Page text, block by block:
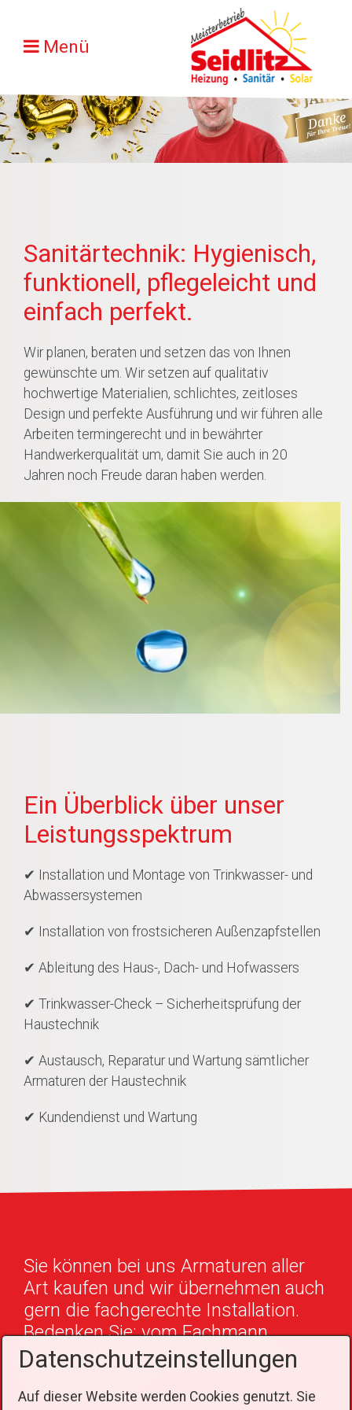
Menü
Sanitärtechnik: Hygienisch,
funktionell, pflegeleicht und
einfach perfekt.
Wir planen, beraten und setzen das von Ihnen
gewünschte um. Wir setzen auf qualitativ
hochwertige Materialien, schlichtes, zeitloses
Design und perfekte Ausführung und wir führen alle
Arbeiten termingerecht und in bewährter
Handwerkerqualität um, damit Sie auch in 20
Jahren noch Freude daran haben werden.
Ein Überblick über unser
Leistungsspektrum
✔ Installation und Montage von Trinkwasser- und
Abwassersystemen
✔ Installation von frostsicheren Außenzapfstellen
✔ Ableitung des Haus-, Dach- und Hofwassers
✔ Trinkwasser-Check – Sicherheitsprüfung der
Haustechnik
✔ Austausch, Reparatur und Wartung sämtlicher
Armaturen der Haustechnik
✔ Kundendienst und Wartung
Sie können bei uns Armaturen aller
Art kaufen und wir übernehmen auch
gern die fachgerechte Installation.
Bedenken Sie: vom Fachmann
eingebaute Sanitärinstallationen
Datenschutzeinstellungen
Auf dieser Website werden Cookies genutzt. Sie